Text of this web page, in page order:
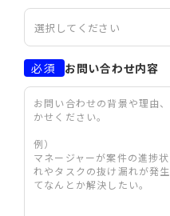
必須 お問い合わせ内容
お問い合わせの背景や理由
かせください。
例）
マネージャーが案件の進捗
れやタスクの抜け漏れが発
てなんとか解決したい。